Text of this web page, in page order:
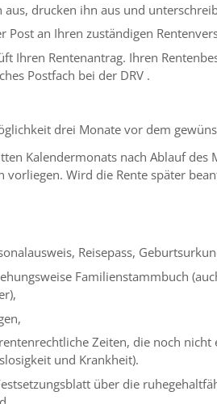
drucken ihn aus und
Post an Ihren zuständigen
Ihren Rentenantrag. Ihren
Postfach bei der DRV .
drei Monate vor dem
Kalendermonats nach Ablauf
vorliegen. Wird die Rente später
Reisepass,
Familienstammbuch
Zeiten, die noch nicht
und Krankheit).
über die